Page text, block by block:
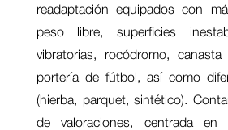
readaptación equipados con
peso libre, superficies
vibratorias, rocódromo,
portería de fútbol, así como
(hierba, parquet, sintético).
de valoraciones, centrada